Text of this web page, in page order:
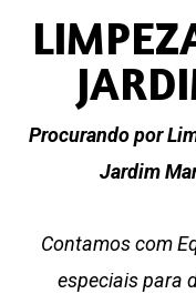
Procurando por
Jardim
Contamos com
especiais para